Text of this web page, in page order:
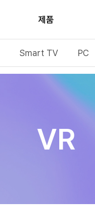
Smart TV PC
제품
VR